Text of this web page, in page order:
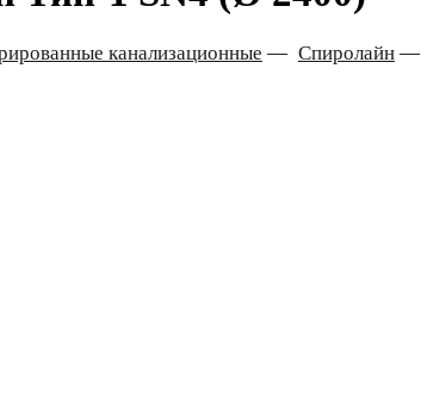
канализационные — Спиролайн—